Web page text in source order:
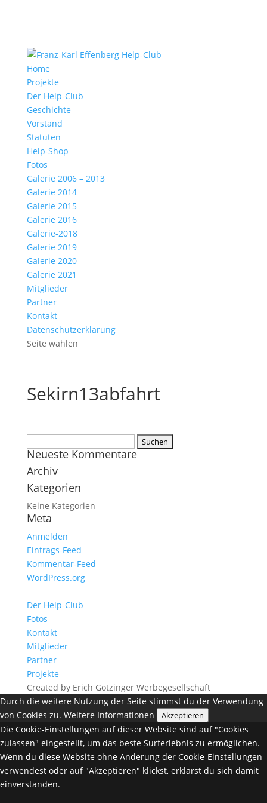
Home
Projekte
Der Help-Club
Geschichte
Vorstand
Statuten
Help-Shop
Fotos
Galerie 2006 – 2013
Galerie 2014
Galerie 2015
Galerie 2016
Galerie-2018
Galerie 2019
Galerie 2020
Galerie 2021
Mitglieder
Partner
Kontakt
Datenschutzerklärung
Seite wählen
Sekirn13abfahrt
nach:
Neueste Kommentare
Archiv
Kategorien
Keine Kategorien
Meta
Anmelden
Eintrags-Feed
Kommentar-Feed
WordPress.org
Der Help-Club
Fotos
Kontakt
Mitglieder
Partner
Projekte
Created by Erich Götzinger Werbegesellschaft
Durch die weitere Nutzung der Seite stimmst du der Verwendung
von Cookies zu. Weitere Informationen Akzeptieren
Die Cookie-Einstellungen auf dieser Website sind auf "Cookies
zulassen" eingestellt, um das beste Surferlebnis zu ermöglichen.
Wenn du diese Website ohne Änderung der Cookie-Einstellungen
verwendest oder auf "Akzeptieren" klickst, erklärst du sich damit
einverstanden.